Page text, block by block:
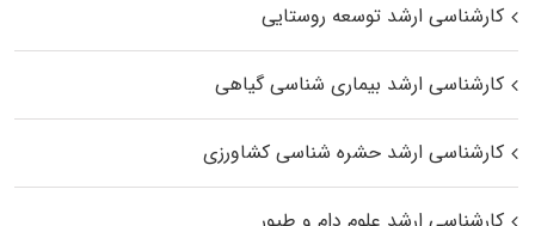
کارشناسی ارشد توسعه روستایی
کارشناسی ارشد بیماری‌ شناسی گیاهی
کارشناسی ارشد حشره‌ شناسی کشاورزی